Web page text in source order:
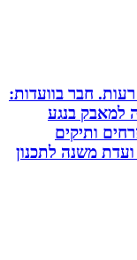
חבר בוועדות:
בנגע
משנה לתכנון